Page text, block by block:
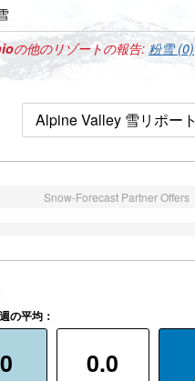
の他のリゾートの報告: 粉雪 (0)
Alpine Valley 雪リポート
Snow-Forecast Partner Offers
の平均：
0.0